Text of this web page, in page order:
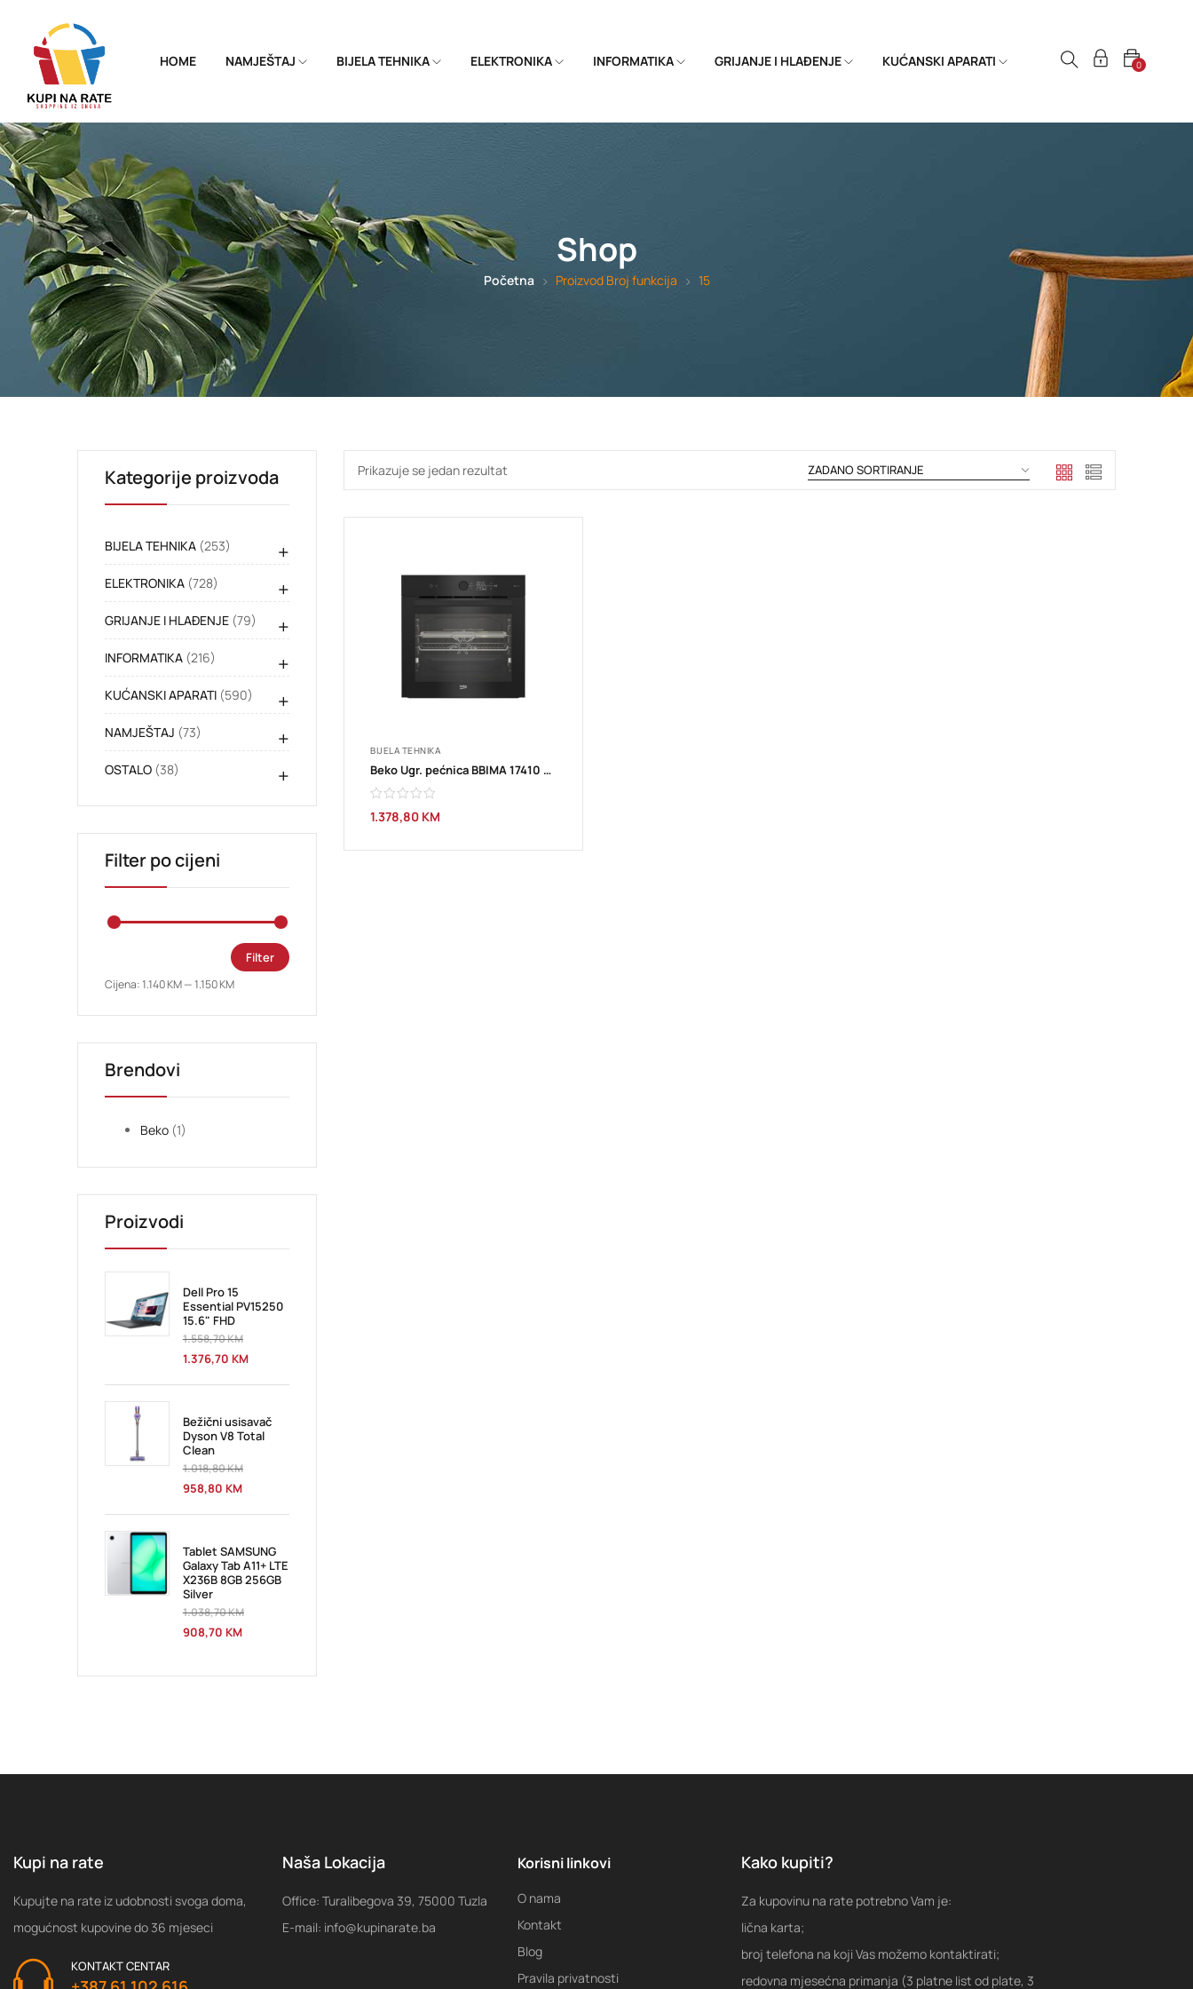
HOME NAMJEŠTAJ BIJELA TEHNIKA ELEKTRONIKA INFORMATIKA GRIJANJE I HLAĐENJE KUĆANSKI APARATI 0
Shop
Početna Proizvod Broj funkcija 15
Kategorije proizvoda
BIJELA TEHNIKA (253) +
ELEKTRONIKA (728) +
GRIJANJE I HLAĐENJE (79) +
INFORMATIKA (216) +
KUĆANSKI APARATI (590) +
NAMJEŠTAJ (73) +
OSTALO (38) +
Filter po cijeni
Filter
Cijena:1.140 KM—1.150 KM
Brendovi
Beko (1)
Proizvodi
Dell Pro 15
Essential PV15250
15.6" FHD
1.558,70KM
1.376,70 KM
Bežični usisavač
Dyson V8 Total
Clean
1.018,80KM
958,80 KM
Tablet SAMSUNG
Galaxy Tab A11+ LTE
X236B 8GB 256GB
Silver
1.038,70KM
908,70 KM
Prikazuje se jedan rezultat
BIJELA TEHNIKA
Beko Ugr. pećnica BBIMA 17410 BMPW
1.378,80 KM
Kupi na rate
Kupujte na rate iz udobnosti svoga doma,
mogućnost kupovine do 36 mjeseci
KONTAKT CENTAR
Naša Lokacija
Office: Turalibegova 39, 75000 Tuzla
E-mail: info@kupinarate.ba
Korisni linkovi
O nama
Kontakt
Blog
Pravila privatnosti
Kako kupiti?
Za kupovinu na rate potrebno Vam je:
lična karta;
broj telefona na koji Vas možemo kontaktirati;
redovna mjesećna primanja (3 platne list od plate, 3